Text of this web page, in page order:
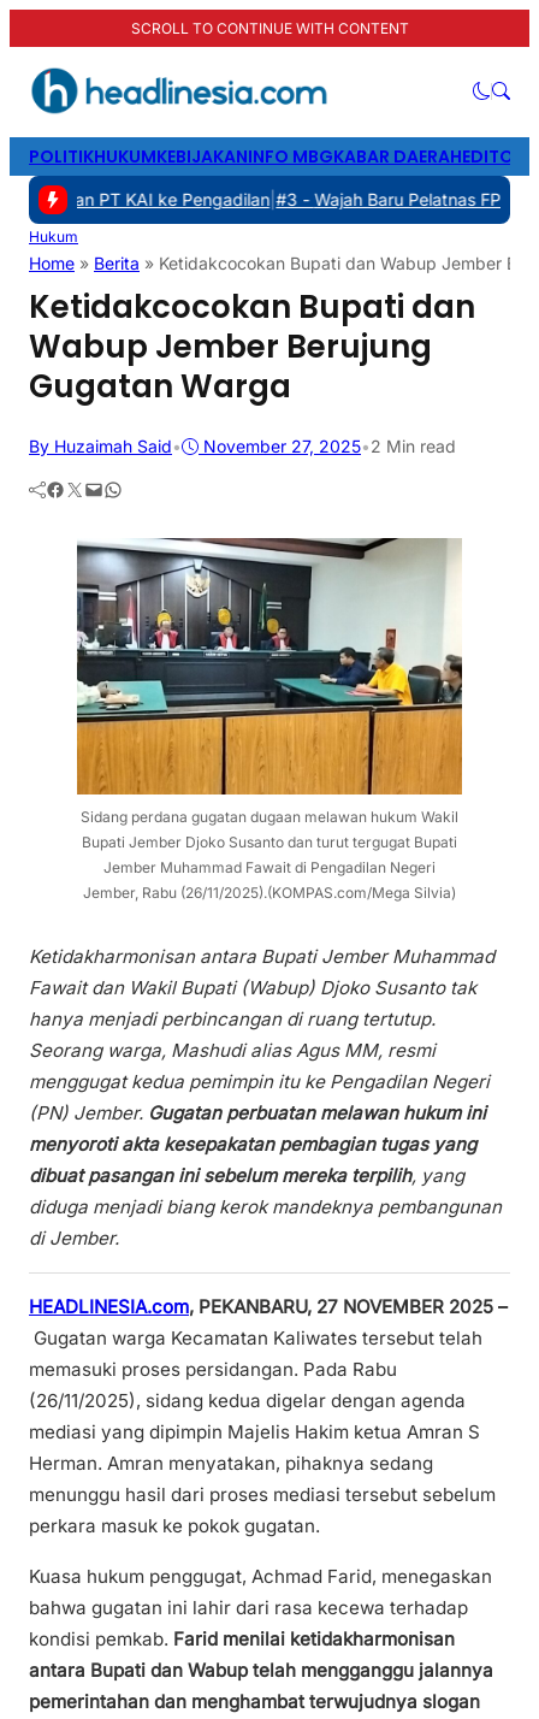
SCROLL TO CONTINUE WITH CONTENT
POLITIKHUKUMKEBIJAKANINFO MBGKABAR DAERAH
dan PT KAI ke Pengadilan|#3 -Wajah Baru Pelatnas FPTI 2026:
Hukum
Home » Berita » Ketidakcocokan Bupati dan Wabup Jember
Ketidakcocokan Bupati dan
Wabup Jember Berujung
Gugatan Warga
By Huzaimah Said• November 27, 2025•2 Min read
Facebook Twitter Mail WhatsApp
Sidang perdana gugatan dugaan melawan hukum Wakil
Bupati Jember Djoko Susanto dan turut tergugat Bupati
Jember Muhammad Fawait di Pengadilan Negeri
Jember, Rabu (26/11/2025).(KOMPAS.com/Mega Silvia)
Ketidakharmonisan antara Bupati Jember Muhammad
Fawait dan Wakil Bupati (Wabup) Djoko Susanto tak
hanya menjadi perbincangan di ruang tertutup.
Seorang warga, Mashudi alias Agus MM, resmi
menggugat kedua pemimpin itu ke Pengadilan Negeri
(PN) Jember. Gugatan perbuatan melawan hukum ini
menyoroti akta kesepakatan pembagian tugas yang
dibuat pasangan ini sebelum mereka terpilih, yang
diduga menjadi biang kerok mandeknya pembangunan
di Jember.
HEADLINESIA.com, PEKANBARU, 27 NOVEMBER 2025 –
Gugatan warga Kecamatan Kaliwates tersebut telah
memasuki proses persidangan. Pada Rabu
(26/11/2025), sidang kedua digelar dengan agenda
mediasi yang dipimpin Majelis Hakim ketua Amran S
Herman. Amran menyatakan, pihaknya sedang
menunggu hasil dari proses mediasi tersebut sebelum
perkara masuk ke pokok gugatan.
Kuasa hukum penggugat, Achmad Farid, menegaskan
bahwa gugatan ini lahir dari rasa kecewa terhadap
kondisi pemkab. Farid menilai ketidakharmonisan
antara Bupati dan Wabup telah mengganggu jalannya
pemerintahan dan menghambat terwujudnya slogan